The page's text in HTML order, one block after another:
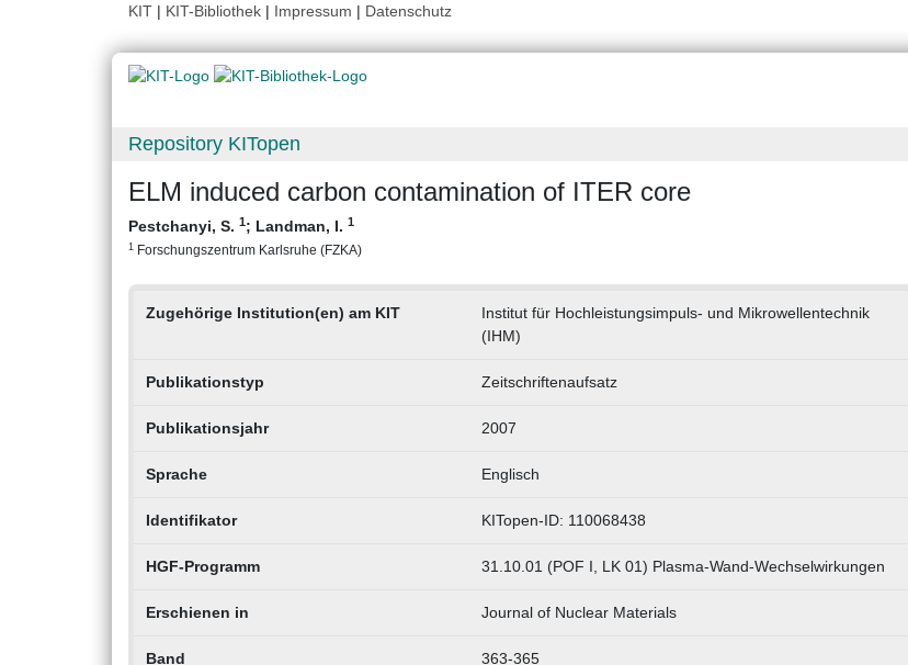
KIT | KIT-Bibliothek | Impressum | Datenschutz
Repository KITopen
ELM induced carbon contamination of ITER core
Pestchanyi, S. 1; Landman, I. 1
1 Forschungszentrum Karlsruhe (FZKA)
Zugehörige Institution(en) am KIT
Institut für Hochleistungsimpuls- und Mikrowellentechnik
(IHM)
Publikationstyp Zeitschriftenaufsatz
Publikationsjahr 2007
Sprache Englisch
Identifikator KITopen-ID: 110068438
HGF-Programm 31.10.01 (POF I, LK 01) Plasma-Wand-Wechselwirkungen
Erschienen in Journal of Nuclear Materials
Band 363-365